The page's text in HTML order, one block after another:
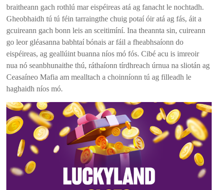
braitheann gach rothlú mar eispéireas atá ag fanacht le nochtadh.
Gheobhaidh tú tú féin tarraingthe chuig potaí óir atá ag fás, áit a
gcuireann gach bonn leis an sceitimíní. Ina theannta sin, cuireann
go leor gléasanna babhtaí bónais ar fáil a fheabhsaíonn do
eispéireas, ag geallúint buanna níos mó fós. Cibé acu is imreoir
nua nó seanbhunaithe thú, ráthaíonn tírdhreach úrnua na sliotán ag
Ceasaíneo Mafia am mealltach a choinníonn tú ag filleadh le
haghaidh níos mó.